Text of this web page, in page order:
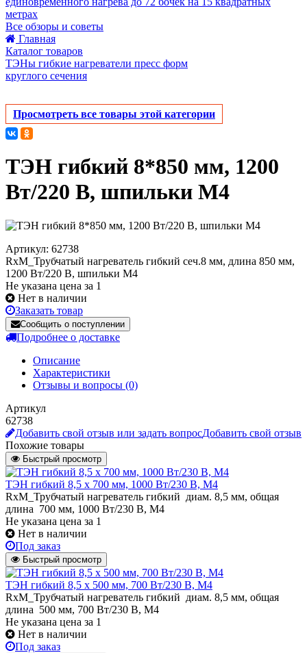
метрах
Все обзоры и советы
Главная
Каталог товаров
ТЭНы гибкие нагреватели пресс форм
круглого сечения
Просмотреть все товары этой категории
ТЭН гибкий 8*850 мм, 1200
Вт/220 В, шпильки М4
Артикул: 62738
RxM_Трубчатый нагреватель гибкий сеч.8 мм, длина 850 мм,
1200 Вт/220 В, шпильки М4
Не указана цена за 1
Нет в наличии
Заказать товар
Сообщить о поступлении
Подробнее о доставке
Описание
Характеристики
Отзывы и вопросы (0)
Артикул
62738
Добавить свой отзыв или задать вопросДобавить свой отзыв
Похожие товары
Быстрый просмотр
ТЭН гибкий 8,5 x 700 мм, 1000 Вт/230 В, M4
RxM_Трубчатый нагреватель гибкий диам. 8,5 мм, общая
длина 700 мм, 1000 Вт/230 В, M4
Не указана цена за 1
Нет в наличии
Под заказ
Быстрый просмотр
ТЭН гибкий 8,5 x 500 мм, 700 Вт/230 В, M4
RxM_Трубчатый нагреватель гибкий диам. 8,5 мм, общая
длина 500 мм, 700 Вт/230 В, M4
Не указана цена за 1
Нет в наличии
Под заказ